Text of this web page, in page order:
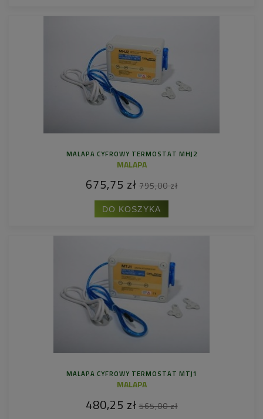
MALAPA CYFROWY TERMOSTAT MHJ2
MALAPA
675,75 zł 795,00 zł
DO KOSZYKA
MALAPA CYFROWY TERMOSTAT MTJ1
MALAPA
480,25 zł 565,00 zł